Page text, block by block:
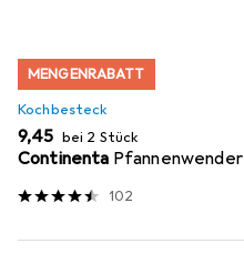
MENGENRABATT
Kochbesteck
EUR
9,45 bei 2 Stück
Continenta Pfannenwender
102